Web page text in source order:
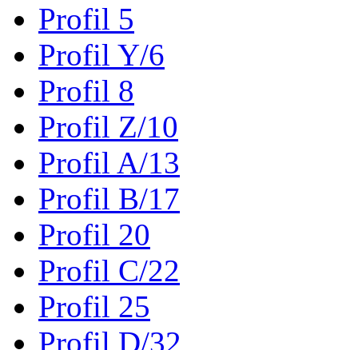
Profil 5
Profil Y/6
Profil 8
Profil Z/10
Profil A/13
Profil B/17
Profil 20
Profil C/22
Profil 25
Profil D/32